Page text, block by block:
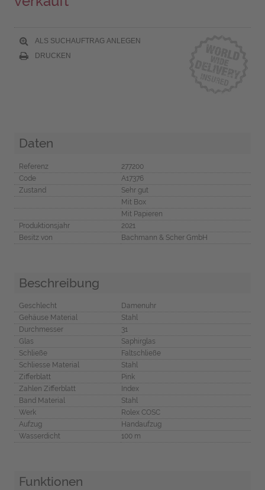
ALS SUCHAUFTRAG ANLEGEN
DRUCKEN
Daten
Referenz
277200
Code
A17376
Zustand
Sehr gut
Mit Box
Mit Papieren
Produktionsjahr
2021
Besitz von
Bachmann & Scher GmbH
Beschreibung
Geschlecht
Damenuhr
Gehäuse Material
Stahl
Durchmesser
31
Glas
Saphirglas
Schließe
Faltschließe
Schliesse Material
Stahl
Zifferblatt
Pink
Zahlen Zifferblatt
Index
Band Material
Stahl
Werk
Rolex COSC
Aufzug
Handaufzug
Wasserdicht
100 m
Funktionen